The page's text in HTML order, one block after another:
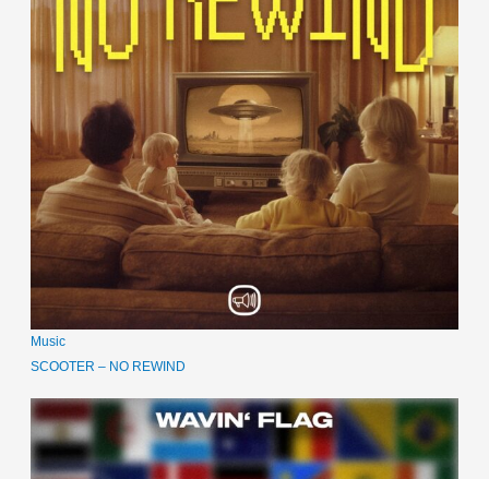
Music
SCOOTER – NO REWIND